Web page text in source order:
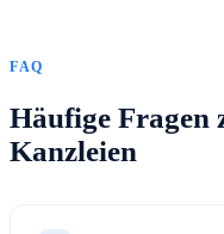
FAQ
Häufige Fragen
Kanzleien